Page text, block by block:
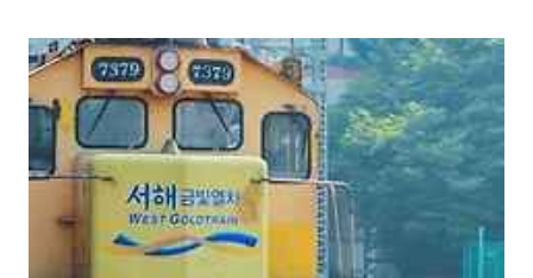
료입장! 프로그램은 개별 결제 방식 가장 먼저 확인할 점은 테마파크 자
체는 무료입장이지만, 내부에서 즐길 수 있는 프로그램과 체험시설은 유
료라는 점이입니다.입장 시 따로 패키지 티켓을 판매하지 않으며, 원하는
체험이나 시설을 선택해서 현장 결제 후 이용하는 방식으로 운영됩니다.
온라인에서 따로 구매하거나 예매할 필요 없이, 자유롭게 입장 후 각 부
스에서 결..